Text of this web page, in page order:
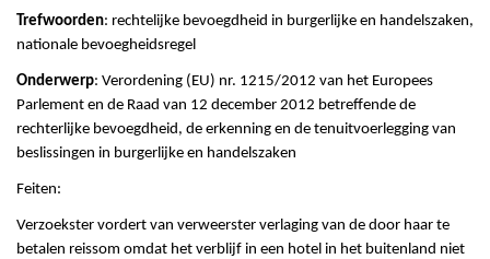
Trefwoorden: rechtelijke bevoegdheid in burgerlijke en handelszaken,
nationale bevoegheidsregel
Onderwerp: Verordening (EU) nr. 1215/2012 van het Europees
Parlement en de Raad van 12 december 2012 betreffende de
rechterlijke bevoegdheid, de erkenning en de tenuitvoerlegging van
beslissingen in burgerlijke en handelszaken
Feiten:
Verzoekster vordert van verweerster verlaging van de door haar te
betalen reissom omdat het verblijf in een hotel in het buitenland niet